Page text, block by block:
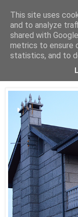
Está de
14/11/21
This site uses
and to analyze
shared with
metrics to ensure
statistics, and to